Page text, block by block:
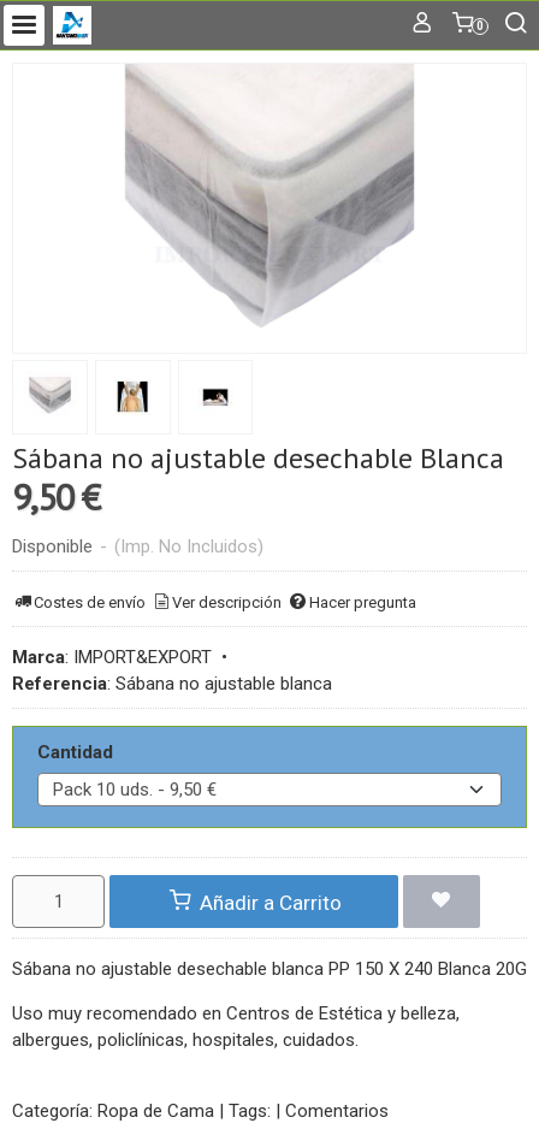
0
Sábana no ajustable desechable Blanca
9,50 €
Disponible - (Imp. No Incluidos)
Costes de envío Ver descripción Hacer pregunta
Marca: IMPORT&EXPORT •
Referencia: Sábana no ajustable blanca
Cantidad
Añadir a Carrito
Sábana no ajustable desechable blanca PP 150 X 240 Blanca 20G
Uso muy recomendado en Centros de Estética y belleza,
albergues, policlínicas, hospitales, cuidados.
Categoría: Ropa de Cama Tags: Comentarios